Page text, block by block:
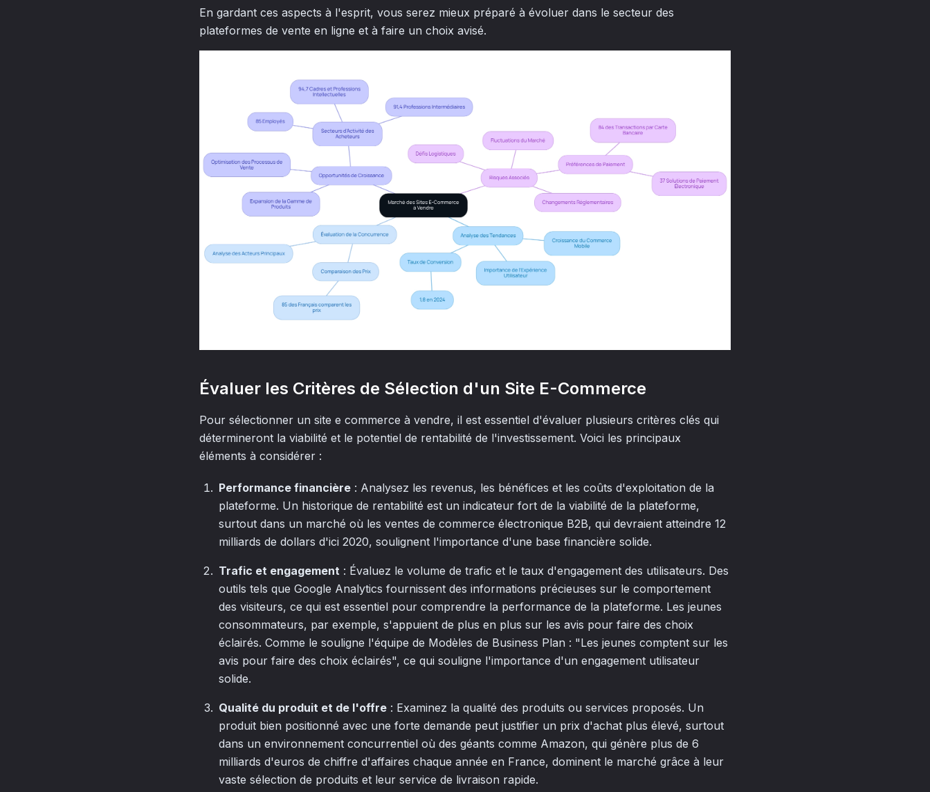
En gardant ces aspects à l'esprit, vous serez mieux préparé à évoluer dans le secteur des
plateformes de vente en ligne et à faire un choix avisé.
Évaluer les Critères de Sélection d'un Site E-Commerce
Pour sélectionner un site e commerce à vendre, il est essentiel d'évaluer plusieurs critères clés qui
détermineront la viabilité et le potentiel de rentabilité de l'investissement. Voici les principaux
éléments à considérer :
Performance financière : Analysez les revenus, les bénéfices et les coûts d'exploitation de la
plateforme. Un historique de rentabilité est un indicateur fort de la viabilité de la plateforme,
surtout dans un marché où les ventes de commerce électronique B2B, qui devraient atteindre 12
milliards de dollars d'ici 2020, soulignent l'importance d'une base financière solide.
Trafic et engagement : Évaluez le volume de trafic et le taux d'engagement des utilisateurs. Des
outils tels que Google Analytics fournissent des informations précieuses sur le comportement
des visiteurs, ce qui est essentiel pour comprendre la performance de la plateforme. Les jeunes
consommateurs, par exemple, s'appuient de plus en plus sur les avis pour faire des choix
éclairés. Comme le souligne l'équipe de Modèles de Business Plan : "Les jeunes comptent sur les
avis pour faire des choix éclairés", ce qui souligne l'importance d'un engagement utilisateur
solide.
Qualité du produit et de l'offre : Examinez la qualité des produits ou services proposés. Un
produit bien positionné avec une forte demande peut justifier un prix d'achat plus élevé, surtout
dans un environnement concurrentiel où des géants comme Amazon, qui génère plus de 6
milliards d'euros de chiffre d'affaires chaque année en France, dominent le marché grâce à leur
vaste sélection de produits et leur service de livraison rapide.